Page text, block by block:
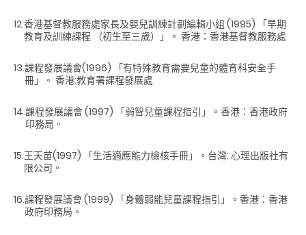
12.香港基督教服務處家長及嬰兒訓練計劃編輯小組 (1995) 「早期
教育及訓練課程 （初生至三歲）」。 香港：香港基督教服務處
13.課程發展議會(1996) 「有特殊教育需要兒童的體育科安全手
冊」。 香港:教育署課程發展處
14.課程發展議會 (1997) 「弱智兒童課程指引」。香港：香港政府
印務局。
15.王天苗(1997) 「生活適應能力檢核手冊」。台灣: 心理出版社有
限公司。
16.課程發展議會 (1999) 「身體弱能兒童課程指引」。香港：香港
政府印務局。